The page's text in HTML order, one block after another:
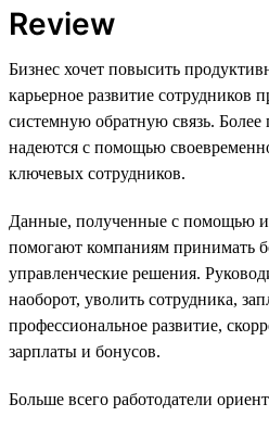
Review
Бизнес хочет повысить
карьерное развитие сотрудников
системную обратную связь. Более
надеются с помощью
ключевых сотрудников.
Данные, полученные с помощью
помогают компаниям принимать
управленческие решения.
наоборот, уволить сотрудника,
профессиональное развитие,
зарплаты и бонусов.
Больше всего работодатели